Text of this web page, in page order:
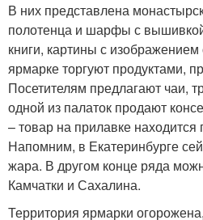
В них представлена
полотенца и шарфы с
книги, картины с
ярмарке торгуют продуктами,
Посетителям предлагают чаи,
одной из палаток продают
– товар на прилавке
Напомним, в Екатеринбурге
жара. В другом конце ряда
Камчатки и Сахалина.
Территория ярмарки